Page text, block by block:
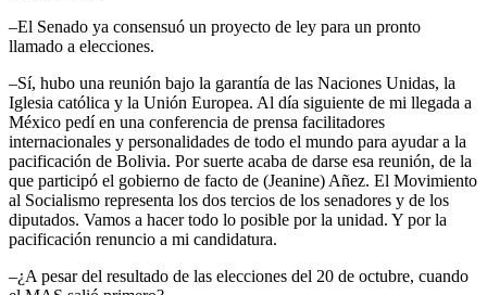
–El Senado ya consensuó un proyecto de ley para un pronto
llamado a elecciones.
–Sí, hubo una reunión bajo la garantía de las Naciones Unidas, la
Iglesia católica y la Unión Europea. Al día siguiente de mi llegada a
México pedí en una conferencia de prensa facilitadores
internacionales y personalidades de todo el mundo para ayudar a la
pacificación de Bolivia. Por suerte acaba de darse esa reunión, de la
que participó el gobierno de facto de (Jeanine) Añez. El Movimiento
al Socialismo representa los dos tercios de los senadores y de los
diputados. Vamos a hacer todo lo posible por la unidad. Y por la
pacificación renuncio a mi candidatura.
–¿A pesar del resultado de las elecciones del 20 de octubre, cuando